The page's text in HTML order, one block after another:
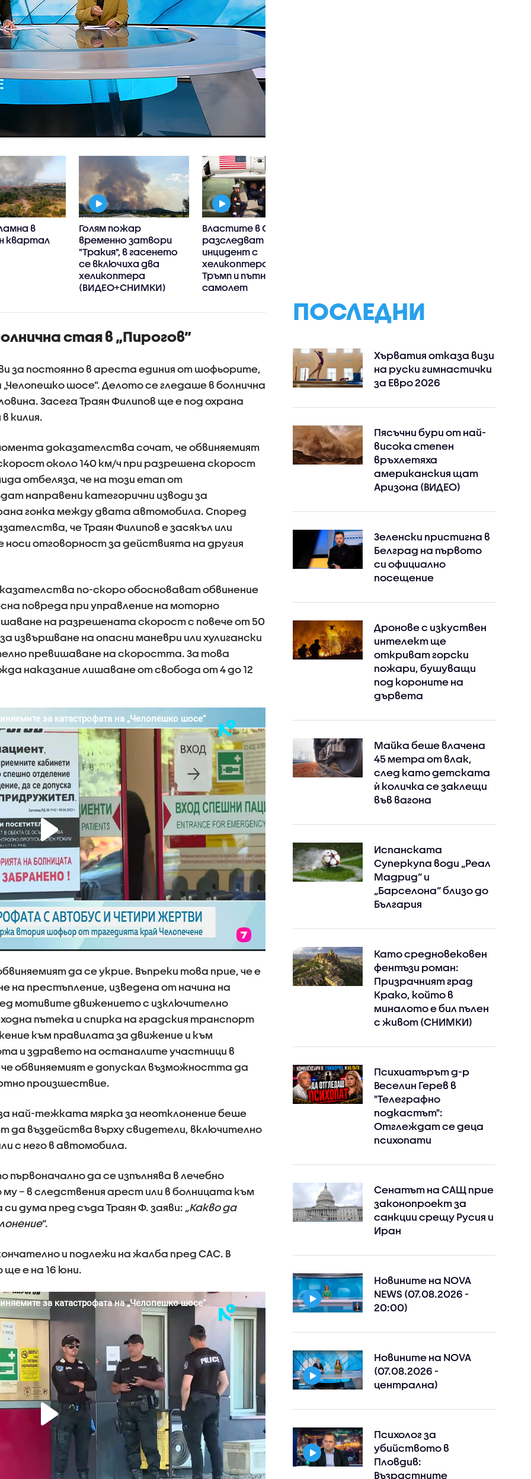
в
квартал
Голям пожар
временно затвори
"Тракия", в гасенето
се включиха два
хеликоптера
(ВИДЕО+СНИМКИ)
Властите в САЩ
разследват
инцидент с
хеликоптера на
Тръмп и пътнически
самолет
стая в „Пирогов”
за постоянно в ареста единия от шофьорите,
шосе”. Делото се гледаше в болнична
Засега Траян Филипов ще е под охрана
килия.
доказателства сочат, че обвиняемият
около 140 км/ч при разрешена скорост
отбеляза, че на този етап от
направени категорични изводи за
гонка между двата автомобила. Според
че Траян Филипов е засякъл или
носи отговорност за действията на другия
по-скоро обосновават обвинение
повреда при управление на моторно
на разрешената скорост с повече от 50
извършване на опасни маневри или хулигански
превишаване на скоростта. За това
наказание лишаване от свобода от 4 до 12
да се укрие. Въпреки това прие, че е
на престъпление, изведена от начина на
мотивите движението с изключително
пътека и спирка на градския транспорт
към правилата за движение и към
и здравето на останалите участници в
обвиняемият е допускал възможността да
произшествие.
най-тежката мярка за неотклонение беше
въздейства върху свидетели, включително
с него в автомобила.
да се изпълнява в лечебно
– в следствения арест или в болницата към
дума пред съда Траян Ф. заяви: „Какво да
“.
и подлежи на жалба пред САС. В
е на 16 юни.
ПОСЛЕДНИ
Хърватия отказа визи
на руски гимнастички
за Евро 2026
Пясъчни бури от най-
висока степен
връхлетяха
американския щат
Аризона (ВИДЕО)
Зеленски пристигна в
Белград на първото
си официално
посещение
Дронове с изкуствен
интелект ще
откриват горски
пожари, бушуващи
под короните на
дървета
Майка беше влачена
45 метра от влак,
след като детската
ѝ количка се заклещи
във вагона
Испанската
Суперкупа води „Реал
Мадрид“ и
„Барселона“ близо до
България
Като средновековен
фентъзи роман:
Призрачният град
Крако, който в
миналото е бил пълен
с живот (СНИМКИ)
Психиатърът д-р
Веселин Герев в
"Телеграфно
подкастът":
Отглеждат се деца
психопати
Сенатът на САЩ прие
законопроект за
санкции срещу Русия и
Иран
Новините на NOVA
NEWS (07.08.2026 -
20:00)
Новините на NOVA
(07.08.2026 -
централна)
Психолог за
убийството в
Пловдив:
Възрастните